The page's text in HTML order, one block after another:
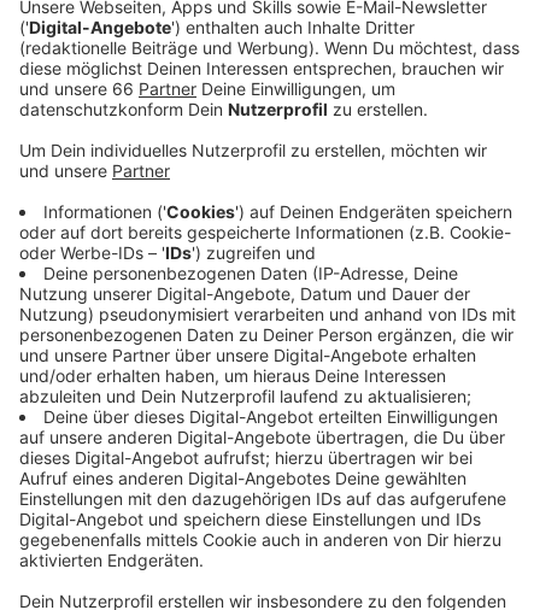
Veröffentlicht:Samstag, 27.01.2024 08:11
Anzeige
Auch bei Fortuna-Spielen kommt es an den Essens-
Wartezeiten und Problemen, die viele Fans nicht
immer verstehen. Die zuständige Firma "Aramark" hat
uns auf Anfrage dazu gesagt, dass die Teams an den
Verkaufskiosken und in der Logistik gut auf die
Spielpause vorbereitet seien. Aufgrund der örtlichen
und baulichen Gegebenheiten der Spielstätte könne
es in der kurzen Halbzeitpause aber zu geringen
Wartezeiten kommen, wenn zum Beispiel die
Nachfrage für bestimmte Produkte unerwartet steige.
Mögliche Probleme würden aber unmittelbar nach der
Veranstaltung identifiziert, im Team besprochen und
für die nächsten Veranstaltungen behoben, heißt es
von Aramark weiter.